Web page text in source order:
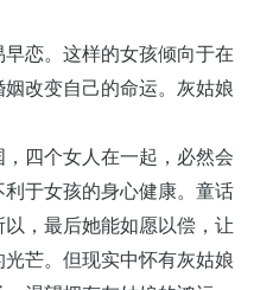
恋。这样的女孩倾向于在
改变自己的命运。灰姑娘
四个女人在一起，必然会
于女孩的身心健康。童话
，最后她能如愿以偿，让
芒。但现实中怀有灰姑娘